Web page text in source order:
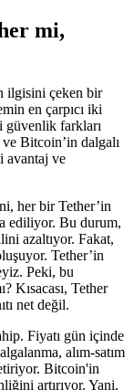
mi,
ilgisini çeken bir
en çarpıcı iki
güvenlik farkları
Bitcoin’in dalgalı
avantaj ve
her bir Tether’in
ediliyor. Bu durum,
azaltıyor. Fakat,
Tether’in
Peki, bu
Kısacası, Tether
net değil.
Fiyatı gün içinde
alım-satım
Bitcoin'in
artırıyor. Yani,